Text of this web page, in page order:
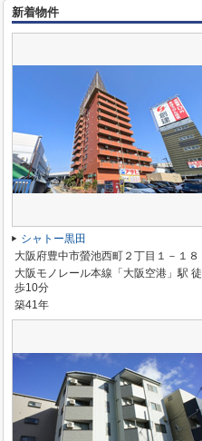
新着物件
シャトー黒田
大阪府豊中市螢池西町２丁目１－１８
大阪モノレール本線「大阪空港」駅 徒
歩10分
築41年